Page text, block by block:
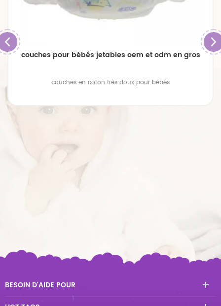
couches pour bébés jetables oem et odm en gros
couches en coton très doux pour bébés
BESOIN D'AIDE POUR